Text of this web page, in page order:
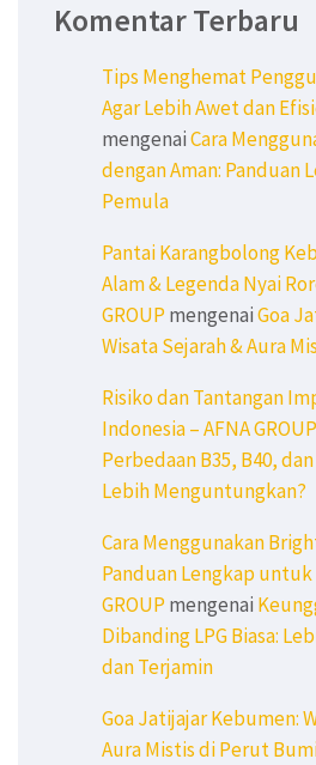
Komentar Terbaru
Tips Menghemat
Agar Lebih Awet dan
mengenaiCara
dengan Aman: Panduan
Pemula
Pantai Karangbolong
Alam & Legenda Nyai
GROUPmengenaiGoa
Wisata Sejarah & Aura
Risiko dan Tantangan
Indonesia – AFNA GROUP
Perbedaan B35, B40,
Lebih Menguntungkan?
Cara Menggunakan
Panduan Lengkap untuk
GROUPmengenai
Dibanding LPG Biasa:
dan Terjamin
Goa Jatijajar Kebumen:
Aura Mistis di Perut Bumi